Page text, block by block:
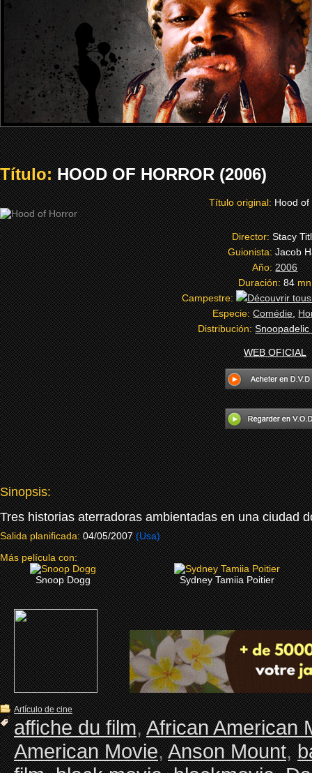
Título:HOOD OF HORROR (2006)
Título original:Hood
Director:Stacy
Guionista:Jacob
Año:2006
Duración:84mn
Campestre:
Especie:Comédie,
Distribución:
WEB OFICIAL
Sinopsis:
Tres historias aterradoras ambientadas en una ciudad
Salida planificada:04/05/2007 (Usa)
Más película con:
Snoop Dogg
Sydney Tamiia Poitier
Artículo de cine
affiche du film,African American
American Movie,Anson Mount,